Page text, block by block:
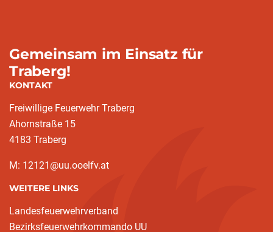
Gemeinsam im Einsatz für
Traberg!
KONTAKT
Freiwillige Feuerwehr Traberg
Ahornstraße 15
4183 Traberg
M: 12121@uu.ooelfv.at
WEITERE LINKS
Landesfeuerwehrverband
Bezirksfeuerwehrkommando UU